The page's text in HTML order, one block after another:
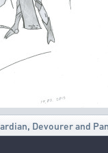
Devourer and